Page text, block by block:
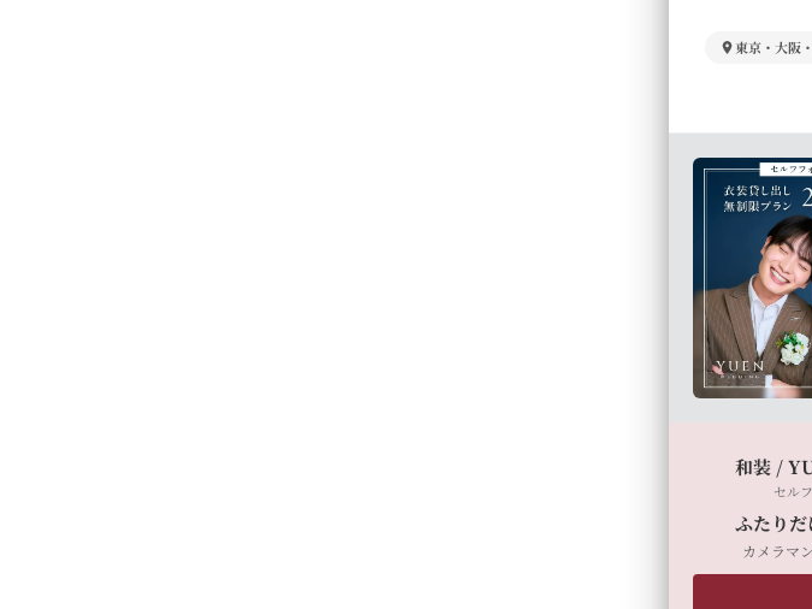
東京・大阪
和装 /
セル
ふたり
カメラマ